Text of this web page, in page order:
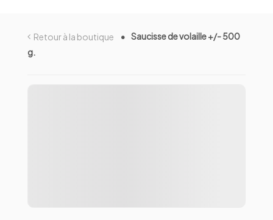
Retour à la boutique
Saucisse de volaille +/- 500
g.